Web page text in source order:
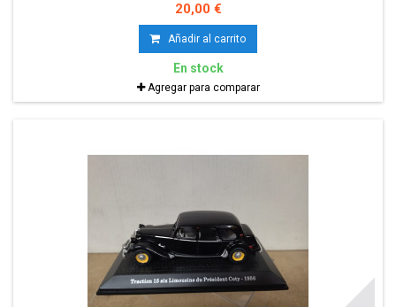
20,00 €
Añadir al carrito
En stock
Agregar para comparar